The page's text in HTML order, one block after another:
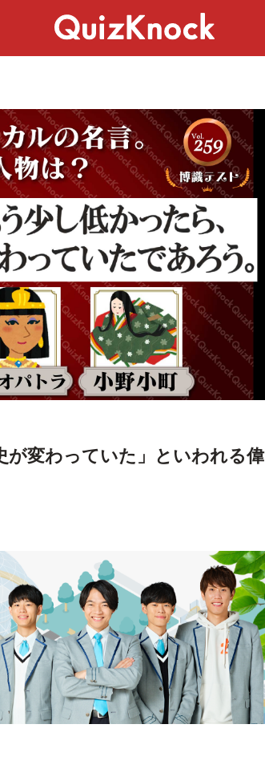
が変わっていた」といわれる偉